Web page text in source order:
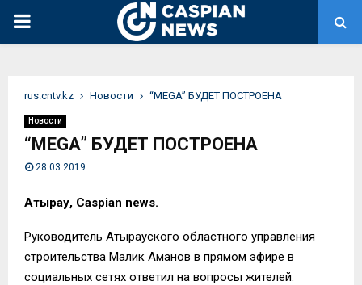
PRIMARY
rus.cntv.kz Новости “MEGA” БУДЕТ ПОСТРОЕНА
Новости
“MEGA” БУДЕТ ПОСТРОЕНА
28.03.2019
Атырау, Caspian news.
Руководитель Атырауского областного управления
строительства Малик Аманов в прямом эфире в
социальных сетях ответил на вопросы жителей.